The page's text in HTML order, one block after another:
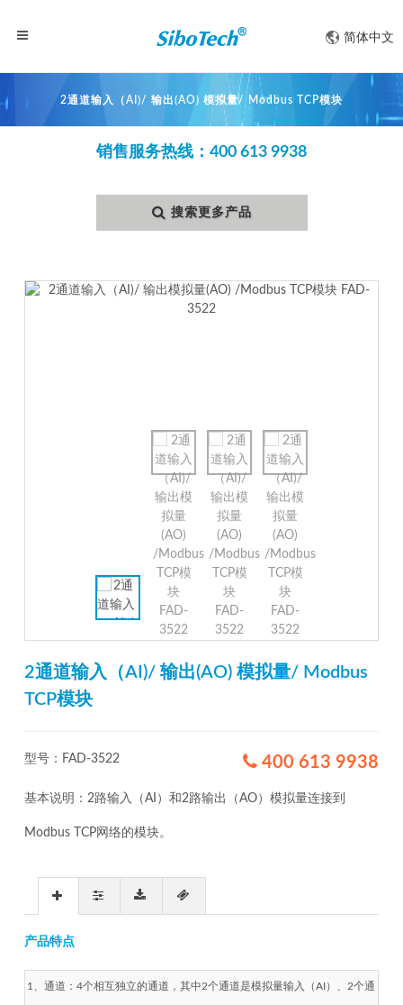
简体中文
2通道输入（AI)/ 输出(AO) 模拟量/ Modbus TCP模块
销售服务热线：400 613 9938
搜索更多产品
2通道输入（AI)/ 输出(AO) 模拟量/ Modbus
TCP模块
型号：FAD-3522 400 613 9938
基本说明：2路输入（AI）和2路输出（AO）模拟量连接到
Modbus TCP网络的模块。
产品特点
1、通道：4个相互独立的通道，其中2个通道是模拟量输入（AI）、2个通